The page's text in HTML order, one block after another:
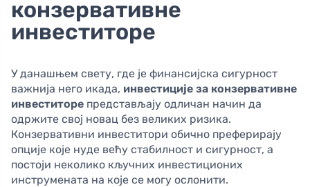
конзервативне
инвеститоре
У данашњем свету, где је финансијска сигурност
важнија него икада, инвестиције за конзервативне
инвеститоре представљају одличан начин да
одржите свој новац без великих ризика.
Конзервативни инвеститори обично преферирају
опције које нуде већу стабилност и сигурност, а
постоји неколико кључних инвестиционих
инструмената на које се могу ослонити.